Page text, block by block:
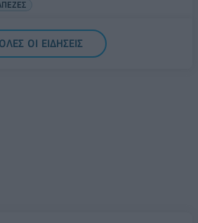
ορίζοντα: Πού βρίσκεται η
μετάβαση
ΟΛΕΣ ΟΙ ΕΙΔΗΣΕΙΣ